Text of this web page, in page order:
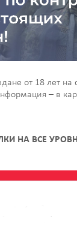
от 18 лет на
– в
НА ВСЕ